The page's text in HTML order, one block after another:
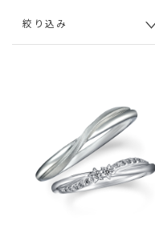
絞り込み